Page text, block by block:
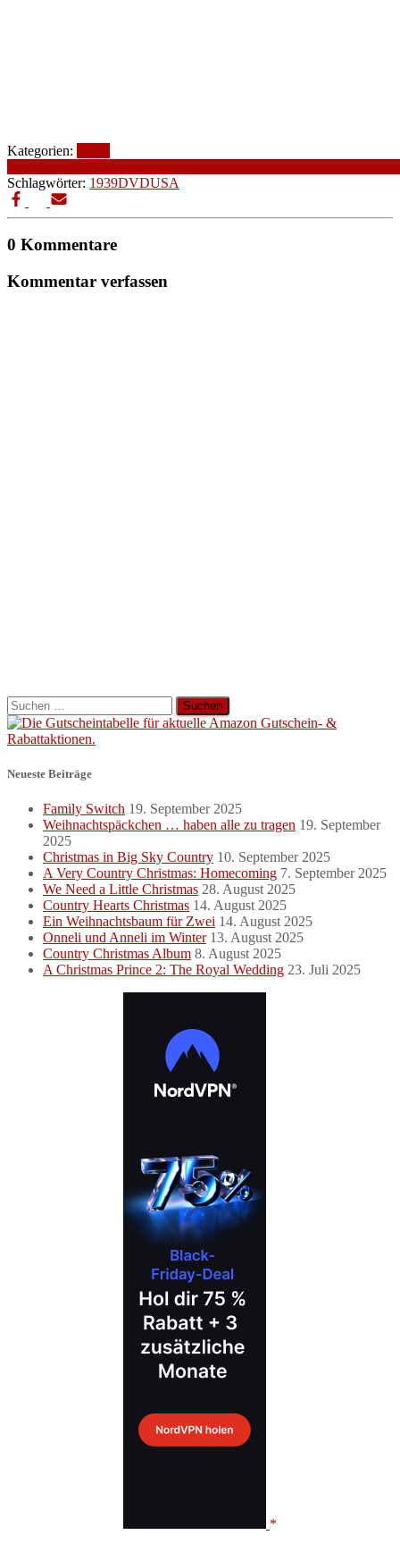
Kategorien:
Schlagwörter: 1939DVDUSA
0 Kommentare
Kommentar verfassen
Suchen
nach:
Neueste Beiträge
Family Switch 19. September 2025
Weihnachtspäckchen … haben alle zu tragen 19. September
2025
Christmas in Big Sky Country 10. September 2025
A Very Country Christmas: Homecoming 7. September 2025
We Need a Little Christmas 28. August 2025
Country Hearts Christmas 14. August 2025
Ein Weihnachtsbaum für Zwei 14. August 2025
Onneli und Anneli im Winter 13. August 2025
Country Christmas Album 8. August 2025
A Christmas Prince 2: The Royal Wedding 23. Juli 2025